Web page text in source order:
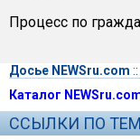
Процесс по
Досье NEWSru.com ::
Каталог
ССЫЛКИ ПО